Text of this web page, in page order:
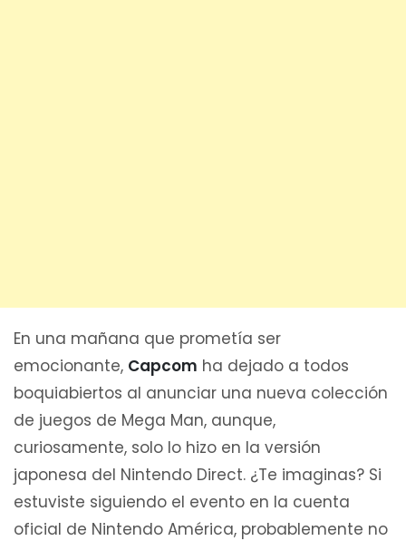
En una mañana que prometía ser
emocionante, Capcom ha dejado a todos
boquiabiertos al anunciar una nueva colección
de juegos de Mega Man, aunque,
curiosamente, solo lo hizo en la versión
japonesa del Nintendo Direct. ¿Te imaginas? Si
estuviste siguiendo el evento en la cuenta
oficial de Nintendo América, probablemente no